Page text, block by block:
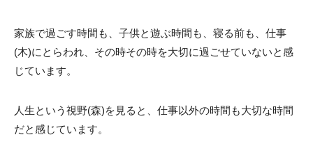
家族で過ごす時間も、子供と遊ぶ時間も、寝る前も、仕事
(木)にとらわれ、その時その時を大切に過ごせていないと感
じています。
人生という視野(森)を見ると、仕事以外の時間も大切な時間
だと感じています。